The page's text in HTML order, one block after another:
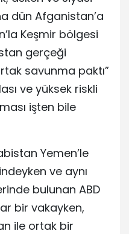
dün Afganistan’a
Keşmir bölgesi
gerçeği
savunma paktı”
ve yüksek riskli
işten bile
Yemen’le
ve aynı
bulunan ABD
bir vakayken,
ile ortak bir